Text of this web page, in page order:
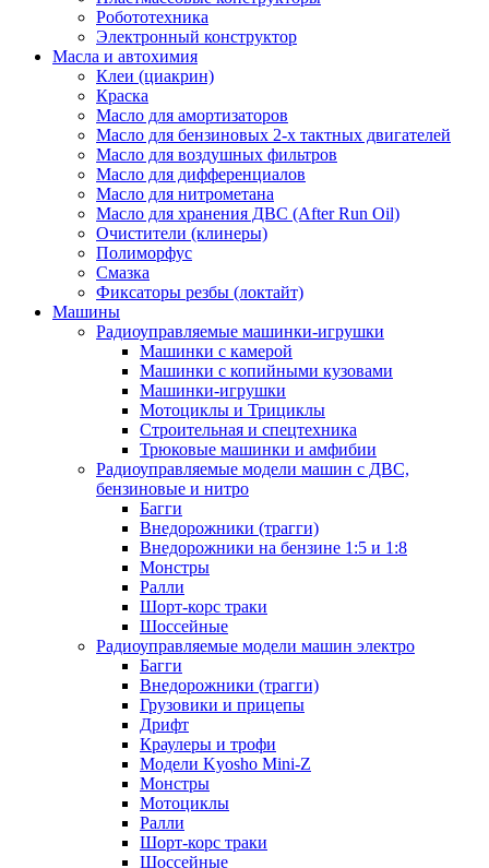
Робототехника
Электронный конструктор
Масла и автохимия
Клеи (циакрин)
Краска
Масло для амортизаторов
Масло для бензиновых 2-х тактных двигателей
Масло для воздушных фильтров
Масло для дифференциалов
Масло для нитрометана
Масло для хранения ДВС (After Run Oil)
Очистители (клинеры)
Полиморфус
Смазка
Фиксаторы резбы (локтайт)
Машины
Радиоуправляемые машинки-игрушки
Машинки с камерой
Машинки с копийными кузовами
Машинки-игрушки
Мотоциклы и Трициклы
Строительная и спецтехника
Трюковые машинки и амфибии
Радиоуправляемые модели машин с ДВС,
бензиновые и нитро
Багги
Внедорожники (трагги)
Внедорожники на бензине 1:5 и 1:8
Монстры
Ралли
Шорт-корс траки
Шоссейные
Радиоуправляемые модели машин электро
Багги
Внедорожники (трагги)
Грузовики и прицепы
Дрифт
Краулеры и трофи
Модели Kyosho Mini-Z
Монстры
Мотоциклы
Ралли
Шорт-корс траки
Шоссейные